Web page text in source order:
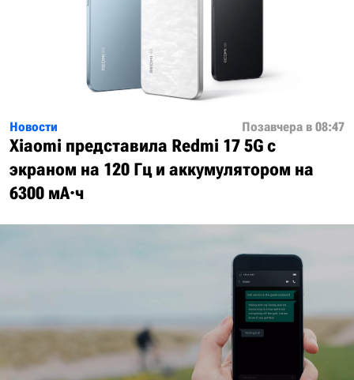
Новости Позавчера в 08:47
Xiaomi представила Redmi 17 5G с
экраном на 120 Гц и аккумулятором на
6300 мА·ч